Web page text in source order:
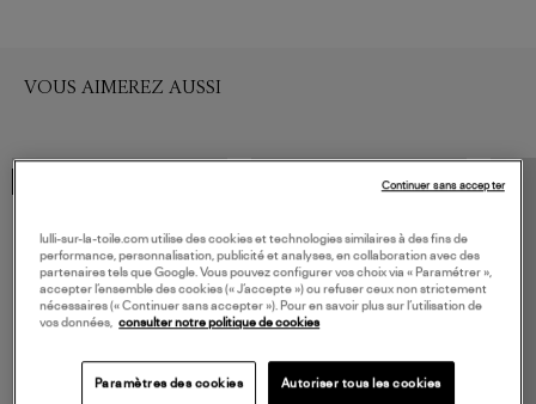
VOUS AIMEREZ AUSSI
lulli-sur-la-toile.com utilise des cookies et technologies similaires à des fins de
performance, personnalisation, publicité et analyses, en collaboration avec des
partenaires tels que Google. Vous pouvez configurer vos choix via « Paramétrer »,
accepter l’ensemble des cookies (« J’accepte ») ou refuser ceux non strictement
nécessaires (« Continuer sans accepter »). Pour en savoir plus sur l’utilisation de
vos données, consulter notre politique de cookies
Paramètres des cookies Autoriser tous les cookies
Continuer sans accepter